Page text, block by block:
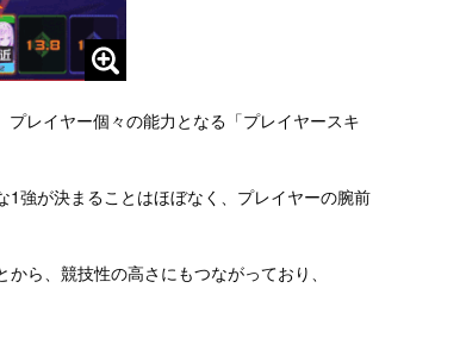
レイヤー個々の能力となる「プレイヤースキ
強が決まることはほぼなく、プレイヤーの腕前
ら、競技性の高さにもつながっており、